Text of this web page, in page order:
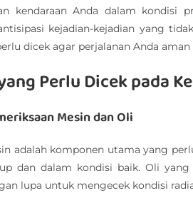
kendaraan Anda dalam kondisi
kejadian-kejadian yang
dicek agar perjalanan Anda aman
Perlu Dicek pada
Mesin dan Oli
adalah komponen utama yang
dan dalam kondisi baik. Oli
lupa untuk mengecek kondisi